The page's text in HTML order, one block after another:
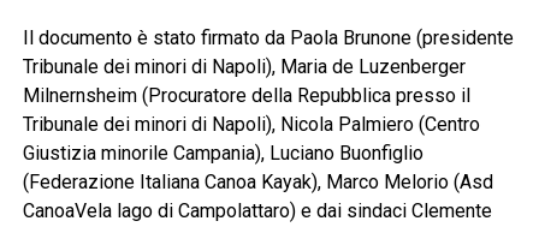
Il documento è stato firmato da Paola Brunone (presidente
Tribunale dei minori di Napoli), Maria de Luzenberger
Milnernsheim (Procuratore della Repubblica presso il
Tribunale dei minori di Napoli), Nicola Palmiero (Centro
Giustizia minorile Campania), Luciano Buonfiglio
(Federazione Italiana Canoa Kayak), Marco Melorio (Asd
CanoaVela lago di Campolattaro) e dai sindaci Clemente